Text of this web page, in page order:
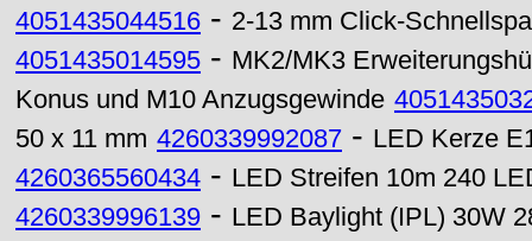
4051435044516 - 2-13 mm Click-
4051435014595 - MK2/MK3
Konus und M10 Anzugsgewinde
50 x 11 mm 4260339992087 - LED Kerze
4260365560434 - LED Streifen 10m 240
4260339996139 - LED Baylight (IPL) 30W